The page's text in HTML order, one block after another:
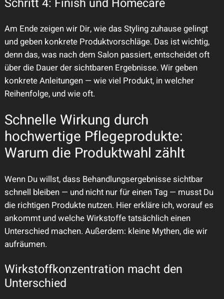
Schritt 4: Finish und Homecare
Am Ende zeigen wir Dir, wie das Styling zuhause gelingt
und geben konkrete Produktvorschläge. Das ist wichtig,
denn das, was nach dem Salon passiert, entscheidet oft
über die Dauer der sichtbaren Ergebnisse. Wir geben
konkrete Anleitungen — wie viel Produkt, in welcher
Reihenfolge, und wie oft.
Schnelle Wirkung durch
hochwertige Pflegeprodukte:
Warum die Produktwahl zählt
Wenn Du willst, dass Behandlungsergebnisse sichtbar
schnell bleiben — und nicht nur für einen Tag — musst Du
die richtigen Produkte nutzen. Hier erkläre ich, worauf es
ankommt und welche Wirkstoffe tatsächlich einen
Unterschied machen. Außerdem: kleine Mythen, die wir
aufräumen.
Wirkstoffkonzentration macht den
Unterschied